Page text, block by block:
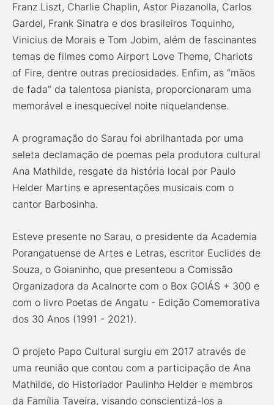
Franz Liszt, Charlie Chaplin, Astor Piazanolla, Carlos
Gardel, Frank Sinatra e dos brasileiros Toquinho,
Vinicius de Morais e Tom Jobim, além de fascinantes
temas de filmes como Airport Love Theme, Chariots
of Fire, dentre outras preciosidades. Enfim, as “mãos
de fada” da talentosa pianista, proporcionaram uma
memorável e inesquecível noite niquelandense.
A programação do Sarau foi abrilhantada por uma
seleta declamação de poemas pela produtora cultural
Ana Mathilde, resgate da história local por Paulo
Helder Martins e apresentações musicais com o
cantor Barbosinha.
Esteve presente no Sarau, o presidente da Academia
Porangatuense de Artes e Letras, escritor Euclides de
Souza, o Goianinho, que presenteou a Comissão
Organizadora da Acalnorte com o Box GOIÁS + 300 e
com o livro Poetas de Angatu - Edição Comemorativa
dos 30 Anos (1991 - 2021).
O projeto Papo Cultural surgiu em 2017 através de
uma reunião que contou com a participação de Ana
Mathilde, do Historiador Paulinho Helder e membros
da Família Taveira, visando conscientizá-los a